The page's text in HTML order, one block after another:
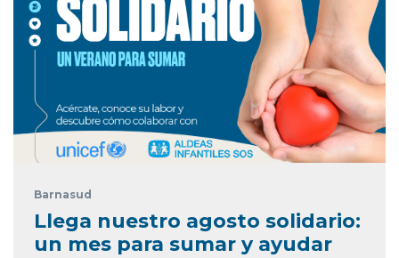
Barnasud
Llega nuestro agosto solidario:
un mes para sumar y ayudar